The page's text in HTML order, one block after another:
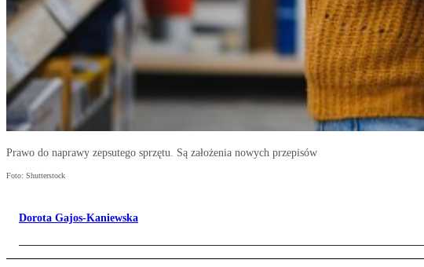
Prawo do naprawy zepsutego sprzętu. Są założenia nowych przepisów
Foto: Shutterstock
Dorota Gajos-Kaniewska